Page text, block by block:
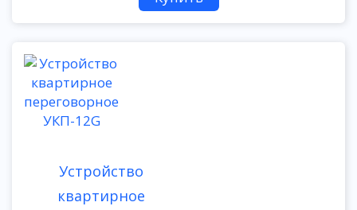
Устройство
квартирное